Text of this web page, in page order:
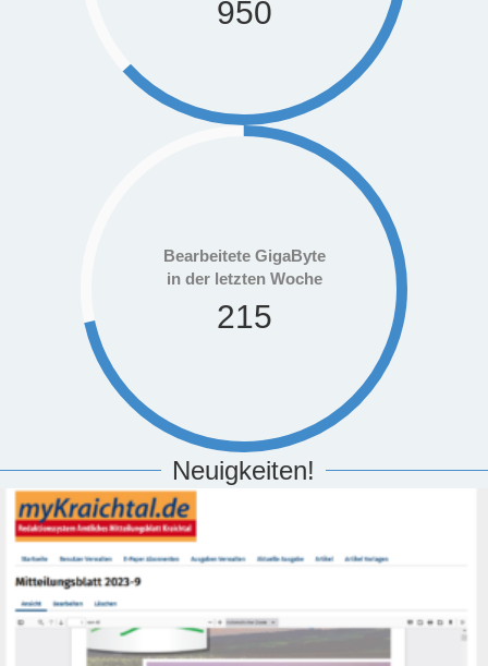
950
Bearbeitete GigaByte
in der letzten Woche
215
Neuigkeiten!